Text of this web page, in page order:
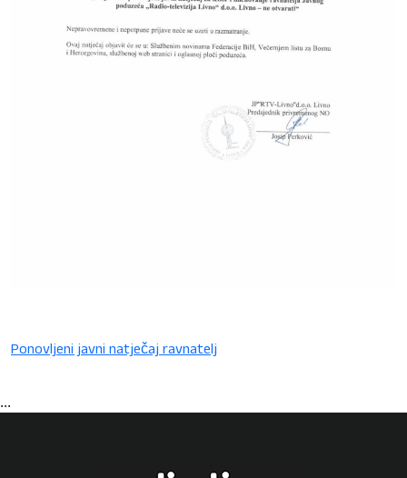
Ponovljeni javni natječaj ravnatelj
...